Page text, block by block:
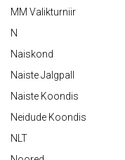
MM Valikturniir
N
Naiskond
Naiste Jalgpall
Naiste Koondis
Neidude Koondis
NLT